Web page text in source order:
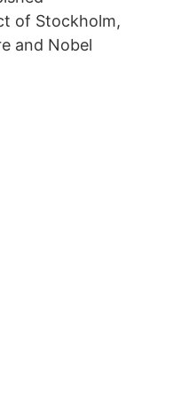
of Stockholm,
and Nobel